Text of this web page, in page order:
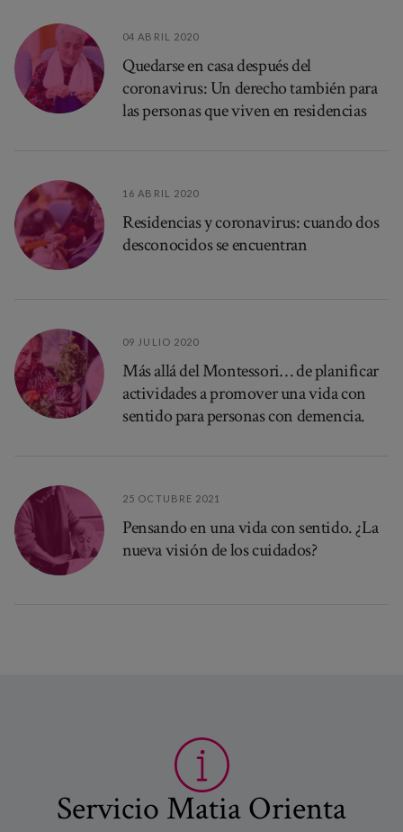
04 ABRIL 2020
Quedarse en casa después del
coronavirus: Un derecho también para
las personas que viven en residencias
16 ABRIL 2020
Residencias y coronavirus: cuando dos
desconocidos se encuentran
09 JULIO 2020
Más allá del Montessori… de planificar
actividades a promover una vida con
sentido para personas con demencia.
25 OCTUBRE 2021
Pensando en una vida con sentido. ¿La
nueva visión de los cuidados?
Servicio Matia Orienta